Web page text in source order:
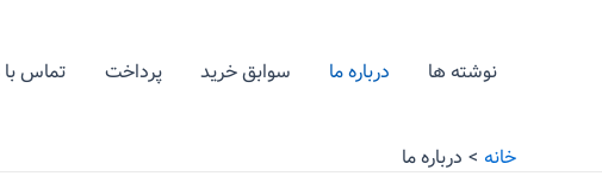
نوشته ها درباره ما سوابق خرید پرداخت تماس با
خانه درباره ما